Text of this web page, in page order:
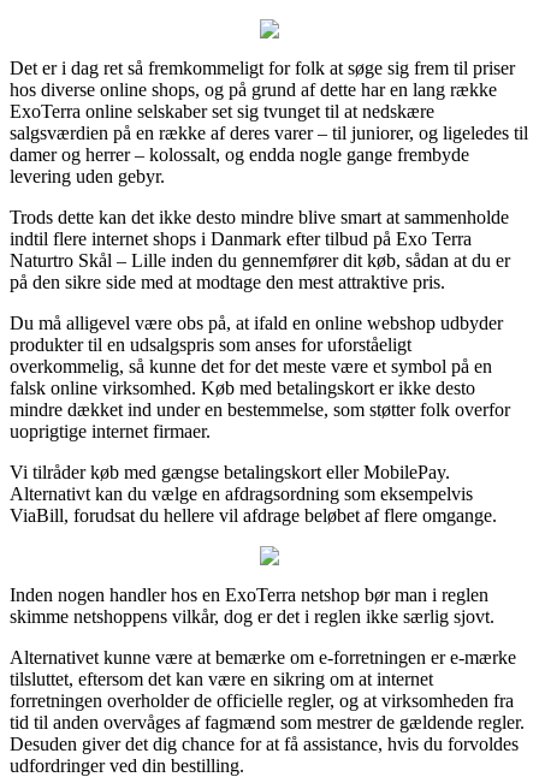
Det er i dag ret så fremkommeligt for folk at søge sig frem til priser
hos diverse online shops, og på grund af dette har en lang række
ExoTerra online selskaber set sig tvunget til at nedskære
salgsværdien på en række af deres varer – til juniorer, og ligeledes til
damer og herrer – kolossalt, og endda nogle gange frembyde
levering uden gebyr.
Trods dette kan det ikke desto mindre blive smart at sammenholde
indtil flere internet shops i Danmark efter tilbud på Exo Terra
Naturtro Skål – Lille inden du gennemfører dit køb, sådan at du er
på den sikre side med at modtage den mest attraktive pris.
Du må alligevel være obs på, at ifald en online webshop udbyder
produkter til en udsalgspris som anses for uforståeligt
overkommelig, så kunne det for det meste være et symbol på en
falsk online virksomhed. Køb med betalingskort er ikke desto
mindre dækket ind under en bestemmelse, som støtter folk overfor
uoprigtige internet firmaer.
Vi tilråder køb med gængse betalingskort eller MobilePay.
Alternativt kan du vælge en afdragsordning som eksempelvis
ViaBill, forudsat du hellere vil afdrage beløbet af flere omgange.
Inden nogen handler hos en ExoTerra netshop bør man i reglen
skimme netshoppens vilkår, dog er det i reglen ikke særlig sjovt.
Alternativet kunne være at bemærke om e-forretningen er e-mærke
tilsluttet, eftersom det kan være en sikring om at internet
forretningen overholder de officielle regler, og at virksomheden fra
tid til anden overvåges af fagmænd som mestrer de gældende regler.
Desuden giver det dig chance for at få assistance, hvis du forvoldes
udfordringer ved din bestilling.